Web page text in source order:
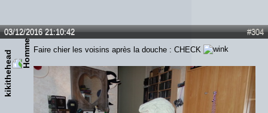
#304
03/12/2016 21:10:42
kikithehead Faire chier les voisins après la douche : CHECK